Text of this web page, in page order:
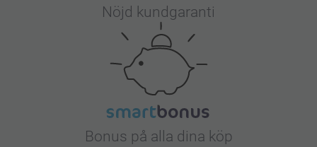
Nöjd kundgaranti
Bonus på alla dina köp